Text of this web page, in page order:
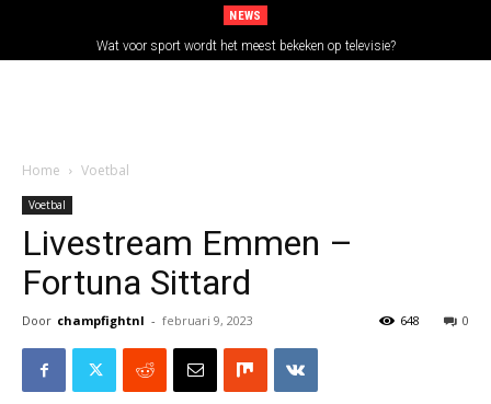
NEWS
Wat voor sport wordt het meest bekeken op televisie?
Home Voetbal
Voetbal
Livestream Emmen –
Fortuna Sittard
Door champfightnl - februari 9, 2023 0
648